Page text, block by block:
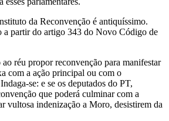
da Reconvenção é antiquíssimo.
a partir do artigo 343 do Novo Código de
réu propor reconvenção para manifestar
com a ação principal ou com o
se: e se os deputados do PT,
que poderá culminar com a
vultosa indenização a Moro, desistirem da